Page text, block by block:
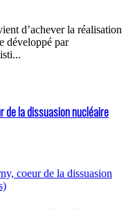
d’achever la réalisation
développé par
de la dissuasion nucléaire